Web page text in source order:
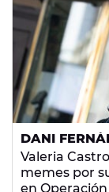
DANI
SAA...
DEFIENDEN
ÚLTIMA
Valeria
memes por
en